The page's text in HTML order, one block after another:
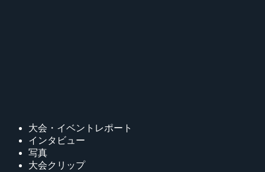
大会・イベントレポート
インタビュー
写真
大会クリップ